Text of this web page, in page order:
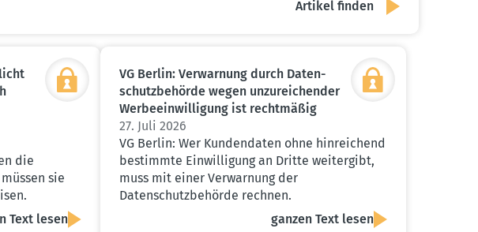
die
sie
Text lesen
VG Berlin: Verwarnung durch Daten­
schutz­be­hörde wegen unzurei­chender
Werbe­ein­wil­ligung ist recht­mäßig
27. Juli 2026
VG Berlin: Wer Kundendaten ohne hinreichend
bestimmte Einwilligung an Dritte weitergibt,
muss mit einer Verwarnung der
Datenschutzbehörde rechnen.
ganzen Text lesen